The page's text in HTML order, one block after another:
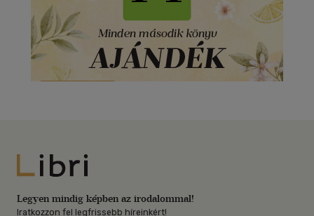
Libri
Legyen mindig képben az irodalommal!
Iratkozzon fel legfrissebb híreinkért!